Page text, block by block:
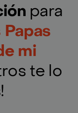
para
mi
te lo